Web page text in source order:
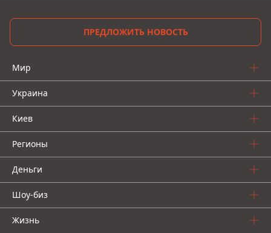
ПРЕДЛОЖИТЬ НОВОСТЬ
Мир
Украина
Киев
Регионы
Деньги
Шоу-биз
Жизнь